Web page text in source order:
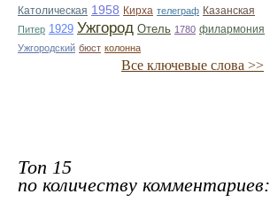
Католическая 1958 Кирха телеграф Казанская
Питер 1929 Ужгород Отель 1780 филармония
Ужгородский бюст колонна
Все ключевые слова >>
Топ 15
по количеству комментариев: